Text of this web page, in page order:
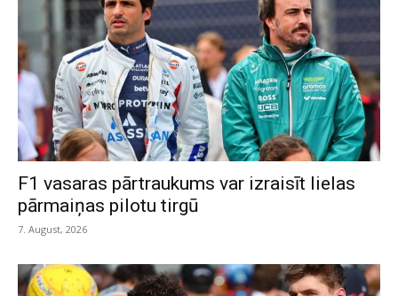
F1 vasaras pārtraukums var izraisīt lielas
pārmaiņas pilotu tirgū
7. August, 2026